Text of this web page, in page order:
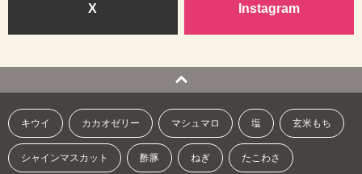
X Instagram
キウイ カカオゼリー マシュマロ 塩 玄米もち
シャインマスカット 酢豚 ねぎ たこわさ